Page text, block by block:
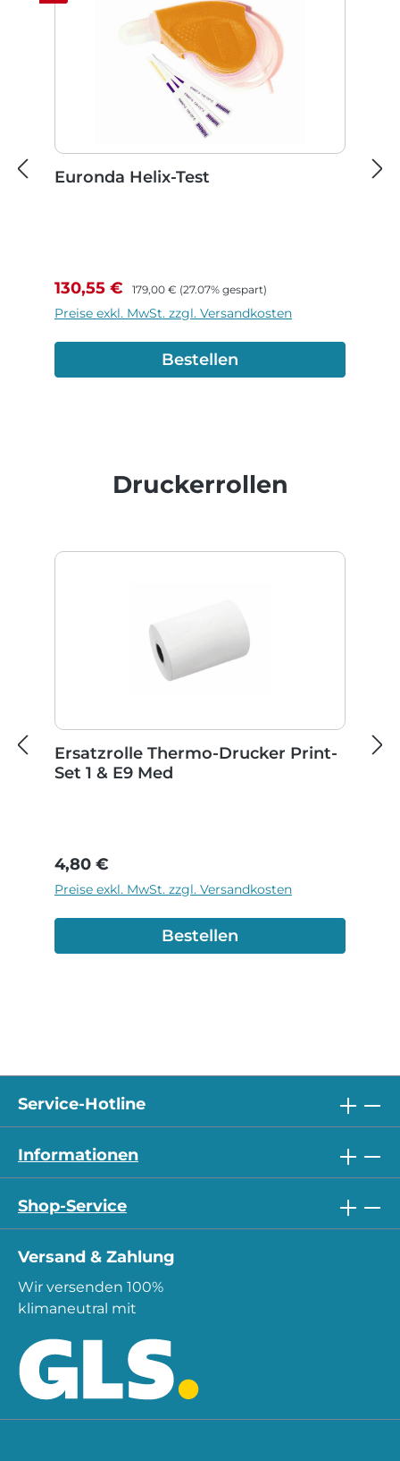
Euronda Helix-Test
Verkaufspreis:
130,55 € Regulärer Preis:
179,00 € (27.07% gespart)
Preise exkl. MwSt. zzgl. Versandkosten
Bestellen
Produktgalerie überspringen
Druckerrollen
Ersatzrolle Thermo-Drucker Print-
Set 1 & E9 Med
Regulärer Preis:
4,80 €
Preise exkl. MwSt. zzgl. Versandkosten
Bestellen
Service-Hotline
Informationen
Shop-Service
Versand & Zahlung
Wir versenden 100%
klimaneutral mit